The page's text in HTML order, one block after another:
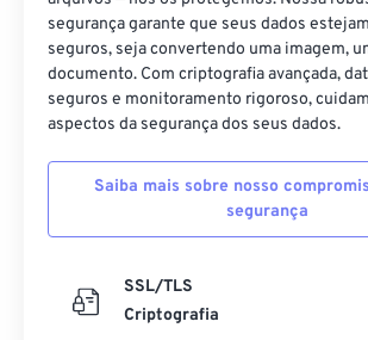
segurança garante que seus dados
seguros, seja convertendo uma imagem,
documento. Com criptografia avançada,
seguros e monitoramento rigoroso,
aspectos da segurança dos seus dados.
Saiba mais sobre nosso
segurança
SSL/TLS
Criptografia